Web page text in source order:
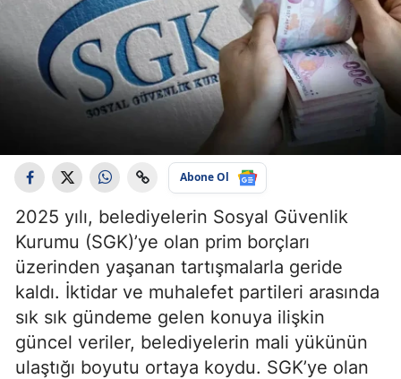
Abone Ol
2025 yılı, belediyelerin Sosyal Güvenlik
Kurumu (SGK)’ye olan prim borçları
üzerinden yaşanan tartışmalarla geride
kaldı. İktidar ve muhalefet partileri arasında
sık sık gündeme gelen konuya ilişkin
güncel veriler, belediyelerin mali yükünün
ulaştığı boyutu ortaya koydu. SGK’ye olan